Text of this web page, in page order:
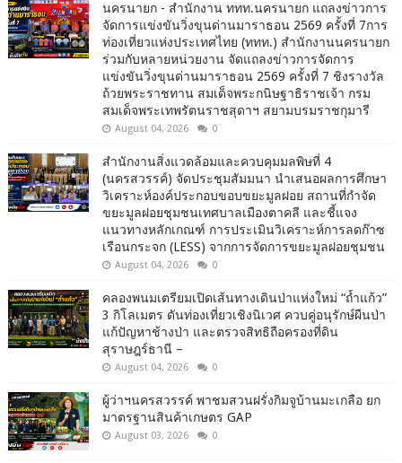
นครนายก - สำนักงาน ททท.นครนายก แถลงข่าวการ
จัดการแข่งขันวิ่งขุนด่านมาราธอน 2569 ครั้งที่ 7การ
ท่องเที่ยวแห่งประเทศไทย (ททท.) สำนักงานนครนายก
ร่วมกับหลายหน่วยงาน จัดแถลงข่าวการจัดการ
แข่งขันวิ่งขุนด่านมาราธอน 2569 ครั้งที่ 7 ชิงรางวัล
ถ้วยพระราชทาน สมเด็จพระกนิษฐาธิราชเจ้า กรม
สมเด็จพระเทพรัตนราชสุดาฯ สยามบรมราชกุมารี
August 04, 2026 0
สำนักงานสิ่งแวดล้อมและควบคุมมลพิษที่ 4
(นครสวรรค์) จัดประชุมสัมมนา นำเสนอผลการศึกษา
วิเคราะห์องค์ประกอบขอบขยะมูลฝอย สถานที่กำจัด
ขยะมูลฝอยชุมชนเทศบาลเมืองตาคลี และชี้แจง
แนวทางหลักเกณฑ์ การประเมินวิเคราะห์การลดก๊าซ
เรือนกระจก (LESS) จากการจัดการขยะมูลฝอยชุมชน
August 04, 2026 0
คลองพนมเตรียมเปิดเส้นทางเดินป่าแห่งใหม่ “ถ้ำแก้ว”
3 กิโลเมตร ดันท่องเที่ยวเชิงนิเวศ ควบคู่อนุรักษ์ผืนป่า
แก้ปัญหาช้างป่า และตรวจสิทธิถือครองที่ดิน
สุราษฎร์ธานี –
August 04, 2026 0
ผู้ว่าฯนครสวรรค์ พาชมสวนฝรั่งกิมจูบ้านมะเกลือ ยก
มาตรฐานสินค้าเกษตร GAP
August 03, 2026 0